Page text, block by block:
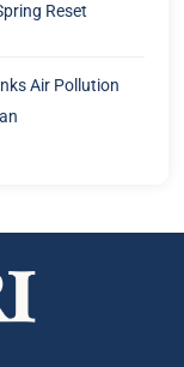
Reset
Air Pollution